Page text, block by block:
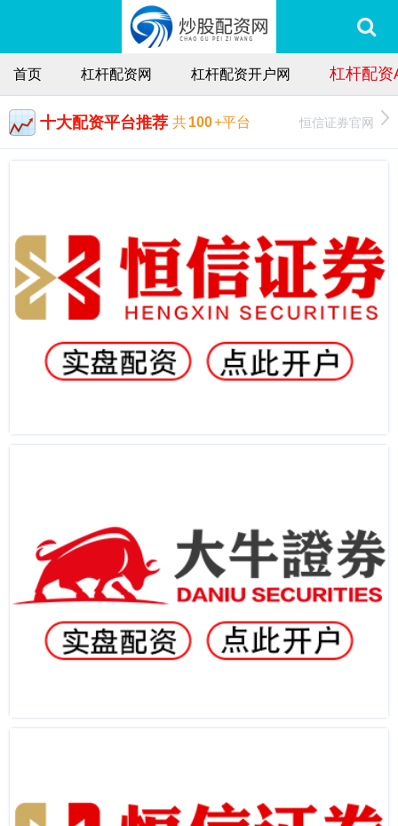
首页 杠杆配资网 杠杆配资开户网 杠杆配资
十大配资平台推荐 共100+平台 恒信证券官网